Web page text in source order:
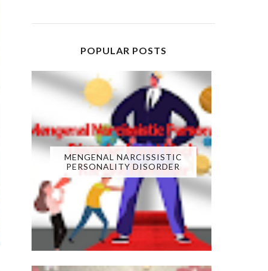
POPULAR POSTS
MENGENAL NARCISSISTIC
PERSONALITY DISORDER